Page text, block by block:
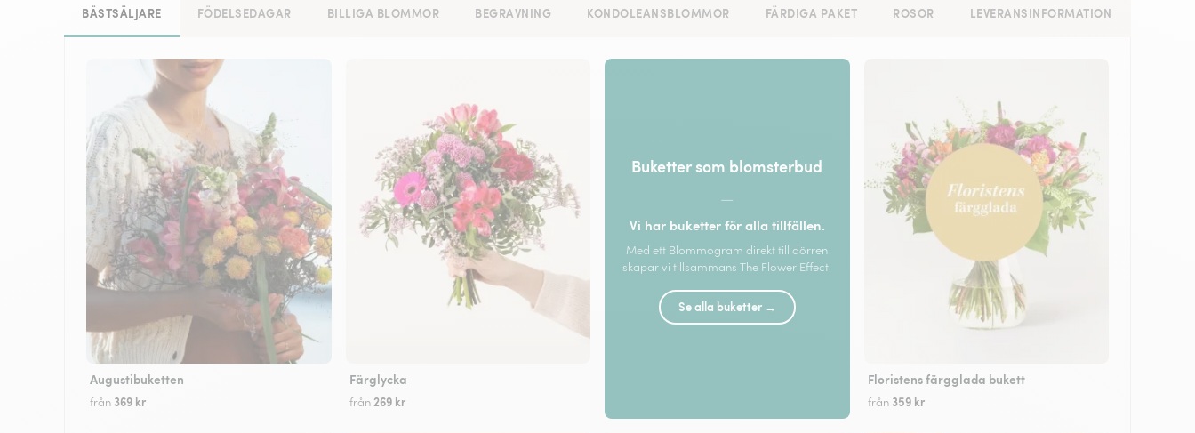
BÄSTSÄLJARE FÖDELSEDAGAR BILLIGA BLOMMOR BEGRAVNING KONDOLEANSBLOMMOR FÄRDIGA PAKET ROSOR LEVERANSINFORMATION
Augustibuketten
från 369 kr
Färglycka
från 269 kr
Buketter som blomsterbud
—
Vi har buketter för alla tillfällen.
Med ett Blommogram direkt till dörren
skapar vi tillsammans The Flower Effect.
Se alla buketter →
Floristens färgglada bukett
från 359 kr